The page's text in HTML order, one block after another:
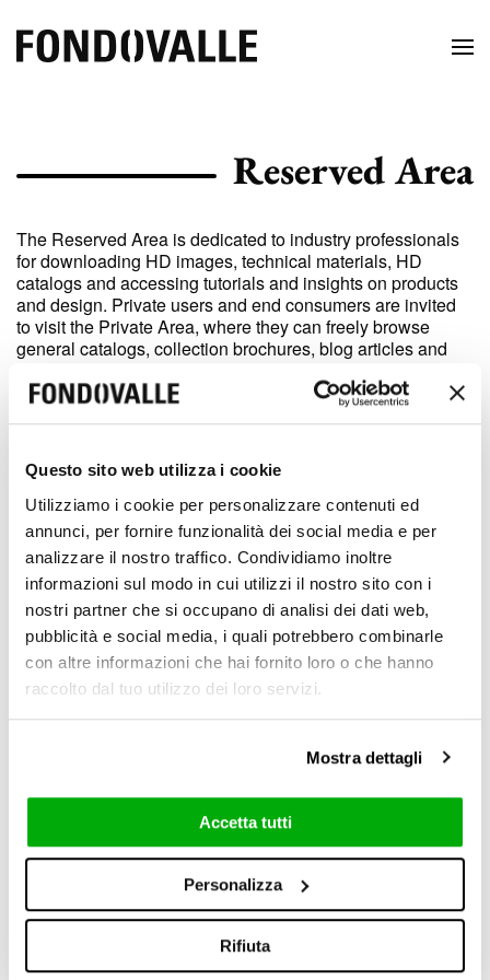
Questo sito web utilizza i cookie
Utilizziamo i cookie per personalizzare contenuti ed
annunci, per fornire funzionalità dei social media e per
analizzare il nostro traffico. Condividiamo inoltre
informazioni sul modo in cui utilizzi il nostro sito con i
nostri partner che si occupano di analisi dei dati web,
pubblicità e social media, i quali potrebbero combinarle
con altre informazioni che hai fornito loro o che hanno
raccolto dal tuo utilizzo dei loro servizi.
Mostra dettagli
Accetta tutti
Personalizza
Rifiuta
Reserved Area
The Reserved Area is dedicated to industry professionals
for downloading HD images, technical materials, HD
catalogs and accessing tutorials and insights on products
and design. Private users and end consumers are invited
to visit the Private Area, where they can freely browse
general catalogs, collection brochures, blog articles and
Login
Username
Password
Not registered? Create an account